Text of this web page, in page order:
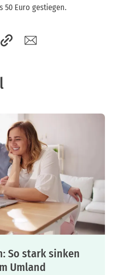
50 Euro gestiegen.
So stark sinken
Umland